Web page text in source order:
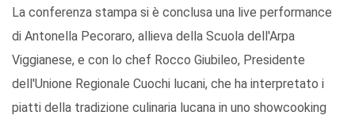
La conferenza stampa si è conclusa una live performance
di Antonella Pecoraro, allieva della Scuola dell'Arpa
Viggianese, e con lo chef Rocco Giubileo, Presidente
dell'Unione Regionale Cuochi lucani, che ha interpretato i
piatti della tradizione culinaria lucana in uno showcooking